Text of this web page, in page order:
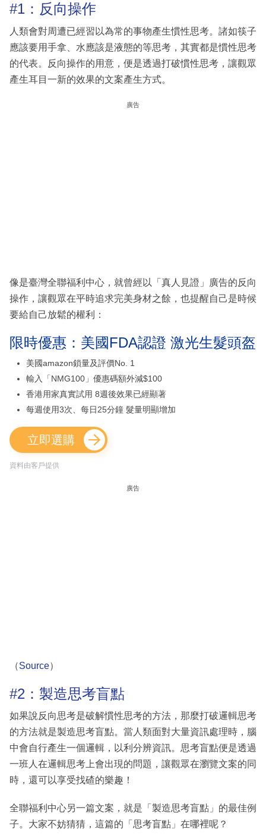
#1：反向操作
人類會對周遭已經習以為常的事物產生慣性思考。諸如筷子
應該要用手拿、水應該是液態的等思考，其實都是慣性思考
的代表。反向操作的用意，便是透過打破慣性思考，讓觀眾
產生耳目一新的效果的文案產生方式。
廣告
像是臺灣全聯福利中心，就曾經以「真人見證」廣告的反向
操作，讓觀眾在平時追求完美身材之餘，也提醒自己是時候
要給自己放鬆的權利：
限時優惠：美國FDA認證 激光生髮頭盔
美國amazon鎖量及評價No. 1
輸入「NMG100」優惠碼額外減$100
香港用家真實試用 8週後效果已經顯著
每週使用3次、每日25分鐘 髮量明顯增加
立即選購
資料由客戶提供
廣告
（Source）
#2：製造思考盲點
如果說反向思考是破解慣性思考的方法，那麼打破邏輯思考
的方法就是製造思考盲點。當人類面對大量資訊處理時，腦
中會自行產生一個邏輯，以利分辨資訊。思考盲點便是透過
一班人在邏輯思考上會出現的問題，讓觀眾在瀏覽文案的同
時，還可以享受找碴的樂趣！
全聯福利中心另一篇文案，就是「製造思考盲點」的最佳例
子。大家不妨猜猜，這篇的「思考盲點」在哪裡呢？